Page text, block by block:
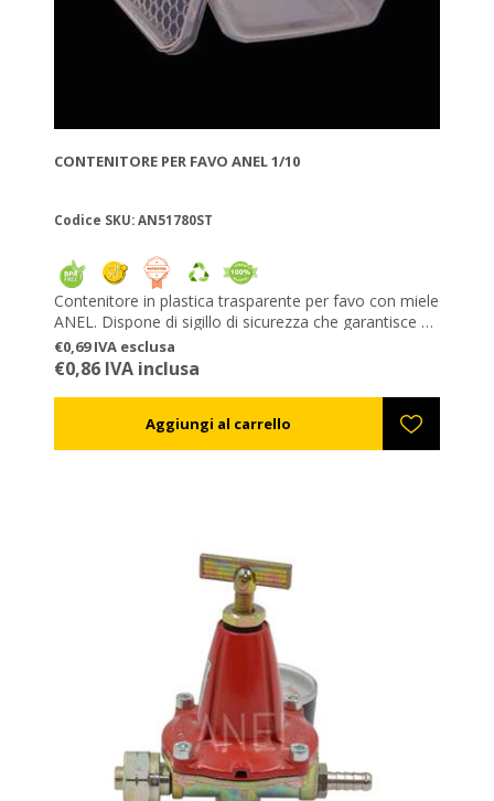
CONTENITORE PER FAVO ANEL 1/10
Codice SKU: AN51780ST
Contenitore in plastica trasparente per favo con miele
ANEL. Dispone di sigillo di sicurezza che garantisce al
cliente la genuinità del prodotto. Può contenere 1/10
del favo dei vostri telaini Langstroth. Per grossi ordini
potete richiedere la stampa del vostro marchio sul
€0,69 IVA esclusa
€0,86 IVA inclusa